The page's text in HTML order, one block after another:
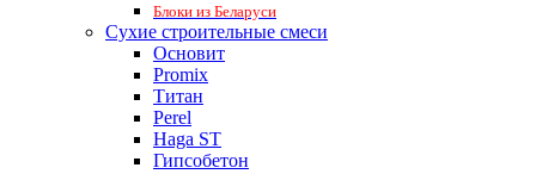
Блоки из Беларуси
Сухие строительные смеси
Основит
Promix
Титан
Perel
Haga ST
Гипсобетон